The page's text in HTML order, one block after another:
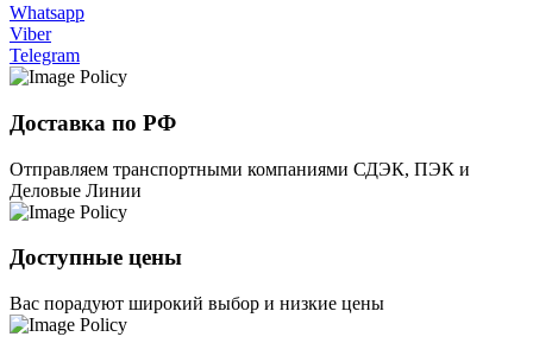
Whatsapp
Viber
Telegram
Доставка по РФ
Отправляем транспортными компаниями СДЭК, ПЭК и
Деловые Линии
Доступные цены
Вас порадуют широкий выбор и низкие цены